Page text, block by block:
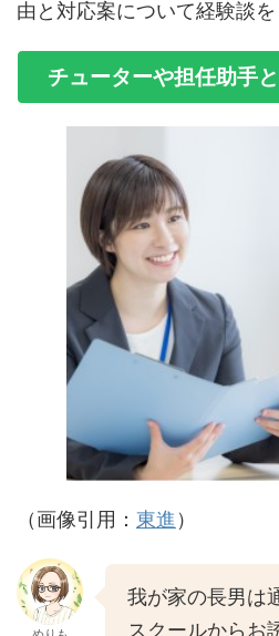
由と対応案について経験談を
チューターや担任助手
（画像引用： 東進 ）
我が家の長男は
スクールからお